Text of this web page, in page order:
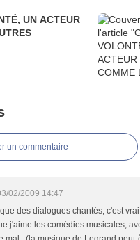
UN ACTEUR
un commentaire
02/2009 14:47
des dialogues chantés, c'est
j'aime les comédies musicales,